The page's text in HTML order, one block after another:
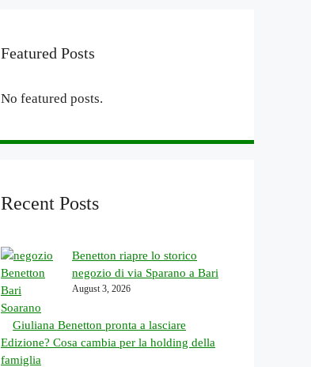
Featured Posts
No featured posts.
Recent Posts
Benetton riapre lo storico
negozio di via Sparano a Bari
August 3, 2026
Giuliana Benetton pronta a lasciare
Edizione? Cosa cambia per la holding della
famiglia